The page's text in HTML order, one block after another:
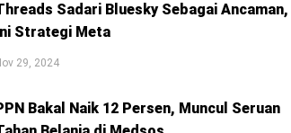
Sadari Bluesky Sebagai Ancaman,
Strategi Meta
29, 2024
Bakal Naik 12 Persen, Muncul Seruan